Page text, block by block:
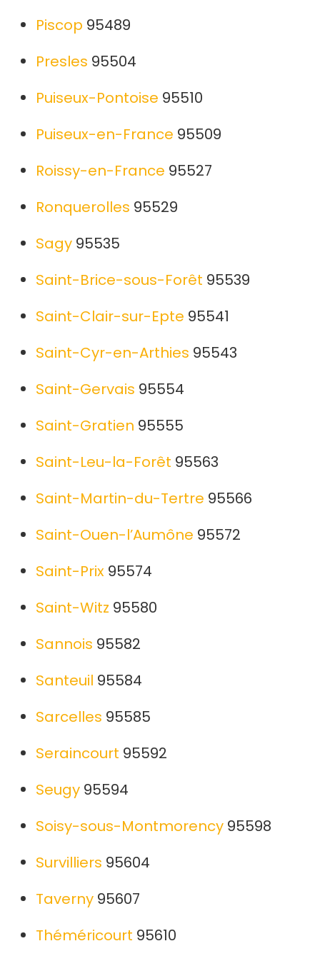
Piscop 95489
Presles 95504
Puiseux-Pontoise 95510
Puiseux-en-France 95509
Roissy-en-France 95527
Ronquerolles 95529
Sagy 95535
Saint-Brice-sous-Forêt 95539
Saint-Clair-sur-Epte 95541
Saint-Cyr-en-Arthies 95543
Saint-Gervais 95554
Saint-Gratien 95555
Saint-Leu-la-Forêt 95563
Saint-Martin-du-Tertre 95566
Saint-Ouen-l’Aumône 95572
Saint-Prix 95574
Saint-Witz 95580
Sannois 95582
Santeuil 95584
Sarcelles 95585
Seraincourt 95592
Seugy 95594
Soisy-sous-Montmorency 95598
Survilliers 95604
Taverny 95607
Théméricourt 95610